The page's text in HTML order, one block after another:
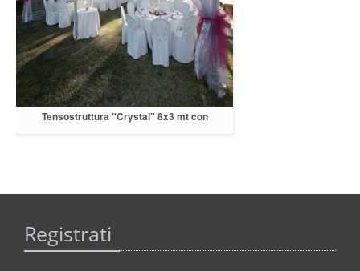
Tensostruttura "Crystal" 8x3 mt con
Registrati